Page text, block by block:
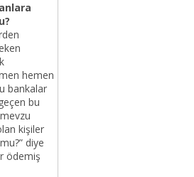
hemen
bankalar
bu
kişiler
diye
ödemiş